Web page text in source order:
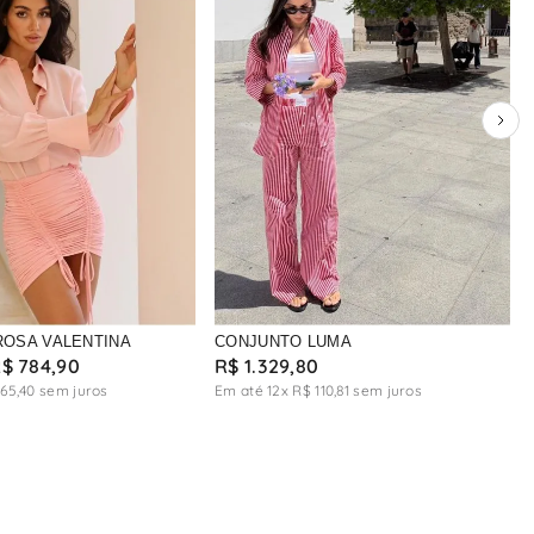
VALENTINA
784,90
65 ,40 sem juros
CONJUNTO LUMA
R$ 1.329,80
Em até12x R$ 110,81 sem juros